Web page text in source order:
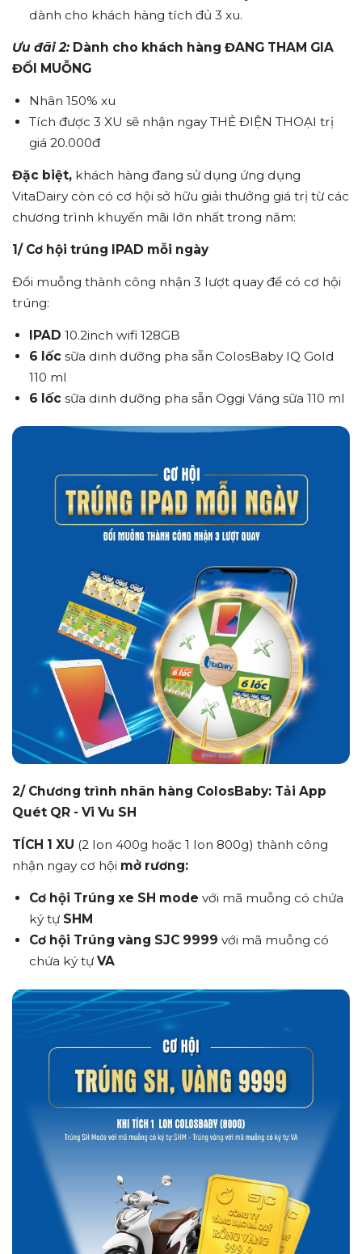
dành cho khách hàng tích đủ 3 xu.
Ưu đãi 2: Dành cho khách hàng ĐANG THAM GIA
ĐỔI MUỖNG
Nhân 150% xu
Tích được 3 XU sẽ nhận ngay THẺ ĐIỆN THOẠI trị
giá 20.000đ
Đặc biệt, khách hàng đang sử dụng ứng dụng
VitaDairy còn có cơ hội sở hữu giải thưởng giá trị từ các
chương trình khuyến mãi lớn nhất trong năm:
1/ Cơ hội trúng IPAD mỗi ngày
Đổi muỗng thành công nhận 3 lượt quay để có cơ hội
trúng:
IPAD 10.2inch wifi 128GB
6 lốc sữa dinh dưỡng pha sẵn ColosBaby IQ Gold
110 ml
6 lốc sữa dinh dưỡng pha sẵn Oggi Váng sữa 110 ml
2/ Chương trình nhãn hàng ColosBaby: Tải App
Quét QR - Vi Vu SH
TÍCH 1 XU (2 lon 400g hoặc 1 lon 800g) thành công
nhận ngay cơ hội mở rương:
Cơ hội Trúng xe SH mode với mã muỗng có chứa
ký tự SHM
Cơ hội Trúng vàng SJC 9999 với mã muỗng có
chứa ký tự VA